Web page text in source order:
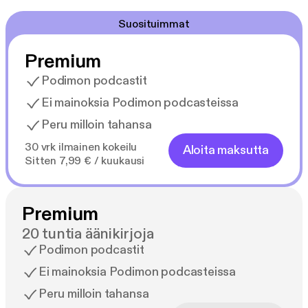
Suosituimmat
Premium
Podimon podcastit
Ei mainoksia Podimon podcasteissa
Peru milloin tahansa
30 vrk ilmainen kokeilu
Sitten 7,99 € / kuukausi
Aloita maksutta
Premium
20 tuntia äänikirjoja
Podimon podcastit
Ei mainoksia Podimon podcasteissa
Peru milloin tahansa